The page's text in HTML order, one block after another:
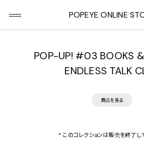
POPEYE ONLINE
POP-UP! #03 BOOKS
ENDLESS TALK
商品を見る
* このコレクションは販売を終了し